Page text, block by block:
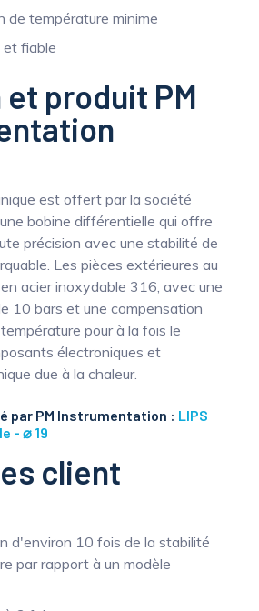
de température minime
et fiable
produit PM
est offert par la société
bobine différentielle qui offre
précision avec une stabilité de
Les pièces extérieures au
acier inoxydable 316, avec une
10 bars et une compensation
pour à la fois le
électroniques et
due à la chaleur.
par PM Instrumentation : LIPS
- ⌀ 19
client
d'environ 10 fois de la stabilité
par rapport à un modèle